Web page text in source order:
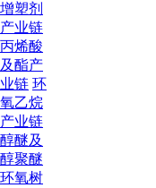
增塑剂
产业链
丙烯酸
及酯产
业链 环
氧乙烷
产业链
醇醚及
醇聚醚
环氧树